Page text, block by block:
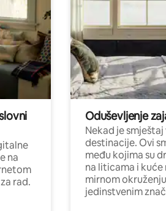
na
rad.
Oduševljenje
Nekad je
destinacije. Ovi
među kojima su
na liticama i kuće
mirnom
jedinstvenim